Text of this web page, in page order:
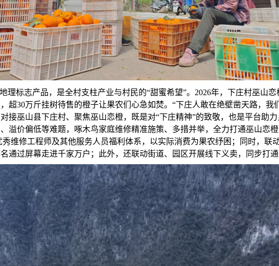
理标志产品，是全村支柱产业与村民的“甜蜜希望”。2026年，下庄村巫山
超30万斤挂树待售的橙子让果农们心急如焚。“下庄人敢在绝壁凿天路，
接巫山县下庄村、聚焦巫山恋橙，既是对“下庄精神”的致敬，也是平台助力
溢价偏低等难题，啄木鸟家庭维修精准施策、多措并举，全力打通巫山恋
维修工程师及其他服务人员福利体系，以实际消费为果农纾困；同时，联
通过屏幕走进千家万户；此外，还联动街道、园区开展线下义卖，同步打